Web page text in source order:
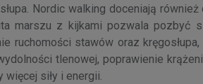
Nordic walking doceniają
marszu z kijkami pozwala pozbyć
ruchomości stawów oraz
tlenowej, poprawienie
siły i energii.